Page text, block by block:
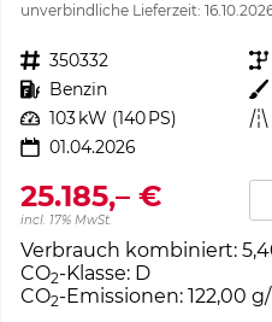
unverbindliche Lieferzeit:
Fahrzeugnr. 350332 Getriebe
Kraftstoff Benzin Außenfarbe
Leistung 103 kW (140 PS) Kilometerstand
01.04.2026
25.185,– €
incl. 17% MwSt.
Verbrauch kombiniert:
CO2-Klasse: D
CO2-Emissionen: 122,00